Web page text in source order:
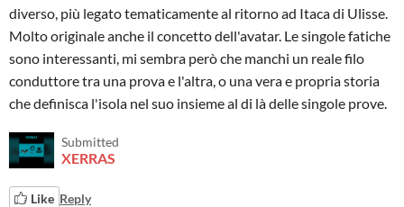
diverso, più legato tematicamente al ritorno ad Itaca di Ulisse.
Molto originale anche il concetto dell'avatar. Le singole fatiche
sono interessanti, mi sembra però che manchi un reale filo
conduttore tra una prova e l'altra, o una vera e propria storia
che definisca l'isola nel suo insieme al di là delle singole prove.
Submitted
XERRAS
Like Reply